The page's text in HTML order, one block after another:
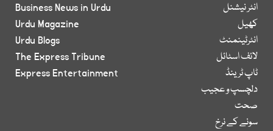
انٹر نیشنل
کھیل
انٹرٹینمنٹ
لائف اسٹائل
ٹاپ ٹرینڈ
دلچسپ و عجیب
صحت
سونے کے نرخ
Business News in Urdu
Urdu Magazine
Urdu Blogs
The Express Tribune
Express Entertainment